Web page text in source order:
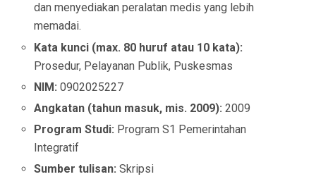
dan menyediakan peralatan medis yang lebih
memadai.
Kata kunci (max. 80 huruf atau 10 kata):
Prosedur, Pelayanan Publik, Puskesmas
NIM: 0902025227
Angkatan (tahun masuk, mis. 2009): 2009
Program Studi: Program S1 Pemerintahan
Integratif
Sumber tulisan: Skripsi